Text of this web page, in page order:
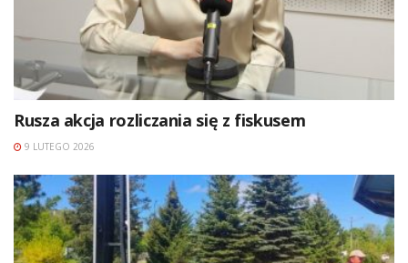
Rusza akcja rozliczania się z fiskusem
9 LUTEGO 2026